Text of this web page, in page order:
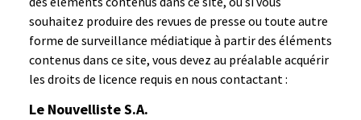
souhaitez produire des revues de presse ou toute autre
forme de surveillance médiatique à partir des éléments
contenus dans ce site, vous devez au préalable acquérir
les droits de licence requis en nous contactant :
Le Nouvelliste S.A.